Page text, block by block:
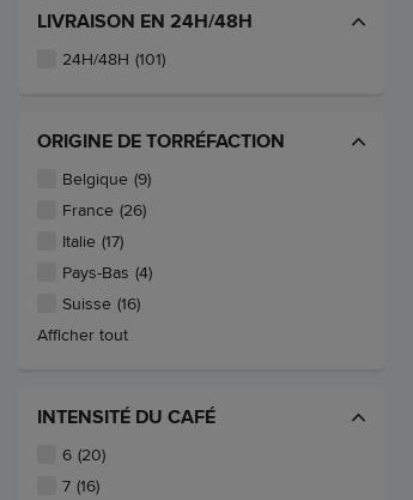
LIVRAISON EN 24H/48H
24H/48H (101)
ORIGINE DE TORRÉFACTION
Belgique (9)
France (26)
Italie (17)
Pays-Bas (4)
Suisse (16)
Afficher tout
INTENSITÉ DU CAFÉ
6 (20)
7 (16)